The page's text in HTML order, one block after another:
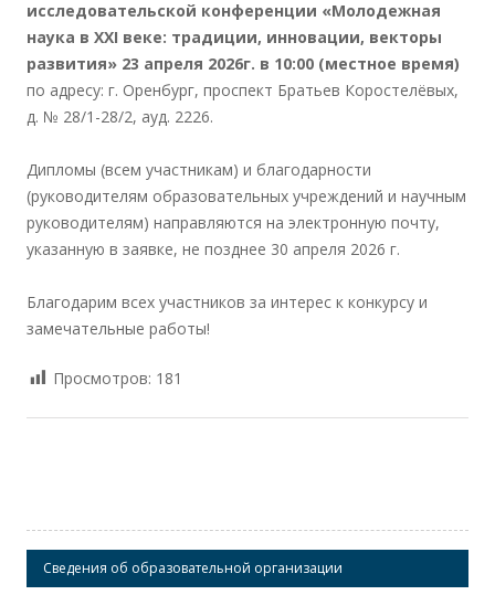
исследовательской конференции «Молодежная
наука в XXI веке: традиции, инновации, векторы
развития» 23 апреля 2026г. в 10:00 (местное время)
по адресу: г. Оренбург, проспект Братьев Коростелёвых,
д. № 28/1-28/2, ауд. 2226.
Дипломы (всем участникам) и благодарности
(руководителям образовательных учреждений и научным
руководителям) направляются на электронную почту,
указанную в заявке, не позднее 30 апреля 2026 г.
Благодарим всех участников за интерес к конкурсу и
замечательные работы!
Просмотров: 181
Сведения об образовательной организации